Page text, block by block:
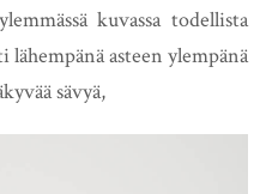
kuvassa todellista
asteen ylempänä
sävyä,